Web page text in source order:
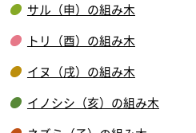
サル（申）の組み木
トリ（酉）の組み木
イヌ（戌）の組み木
イノシシ（亥）の組み木